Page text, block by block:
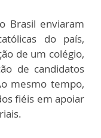
Brasil enviaram
do país,
de um colégio,
de candidatos
mesmo tempo,
fiéis em apoiar